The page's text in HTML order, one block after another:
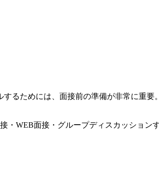
るためには、面接前の準備が非常に重要
WEB面接・グループディスカッション